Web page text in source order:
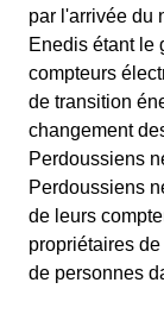
par l'arrivée du
Enedis étant le
compteurs
de transition
changement
Perdoussiens
Perdoussiens
de leurs
propriétaires
de personnes